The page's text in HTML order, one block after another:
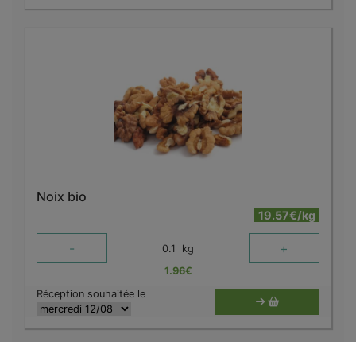
Noix bio
19.57€/kg
- 0.1 kg +
1.96€
Réception souhaitée le